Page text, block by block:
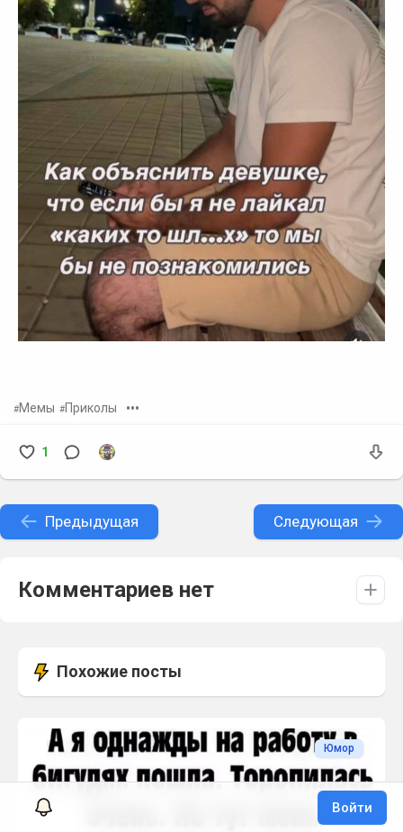
Войти
Мемы Приколы •••
1
Предыдущая Следующая
Комментариев нет
Похожие посты
Юмор